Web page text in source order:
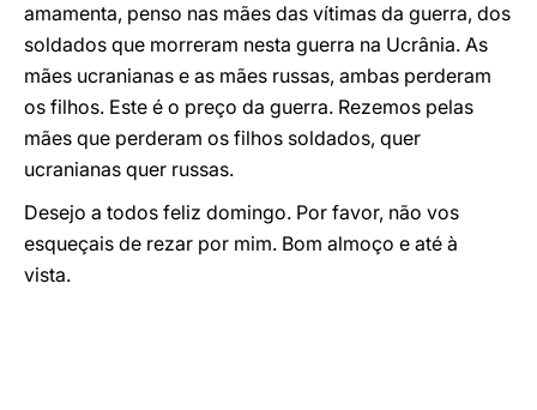
amamenta, penso nas mães das vítimas da guerra, dos
soldados que morreram nesta guerra na Ucrânia. As
mães ucranianas e as mães russas, ambas perderam
os filhos. Este é o preço da guerra. Rezemos pelas
mães que perderam os filhos soldados, quer
ucranianas quer russas.
Desejo a todos feliz domingo. Por favor, não vos
esqueçais de rezar por mim. Bom almoço e até à
vista.